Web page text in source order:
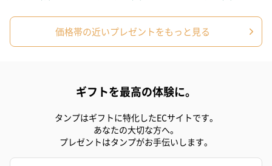
価格帯の近いプレゼントをもっと見る
ギフトを最高の体験に。
タンプはギフトに特化したECサイトです。
あなたの大切な方へ。
プレゼントはタンプがお手伝いします。